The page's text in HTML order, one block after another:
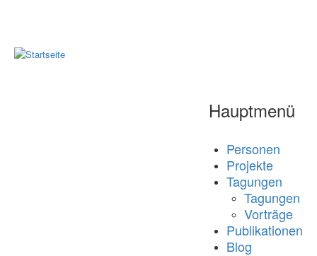
Hauptmenü
Personen
Projekte
Tagungen
Tagungen
Vorträge
Publikationen
Blog